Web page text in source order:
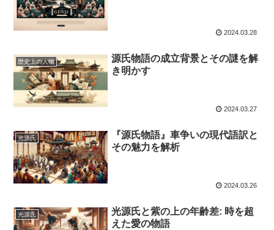
2024.03.28
歴史上の人物
源氏物語の成立背景とその謎を解
き明かす
2024.03.27
光源氏
『源氏物語』車争いの現代語訳と
その魅力を解析
2024.03.26
光源氏
光源氏と紫の上の年齢差: 時を超
えた愛の物語